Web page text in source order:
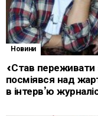
Новини
«Став переживати
посміявся над
в інтерв’ю